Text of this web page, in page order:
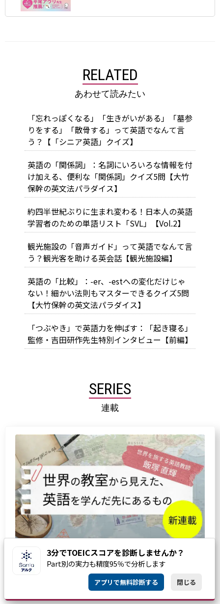
RELATED
あわせて読みたい
「忘れっぽくなる」「生きがいがある」「墓参
りをする」「散骨する」って英語でなんて言
う？【「シニア英語」クイズ】
英語の「関係詞」：名詞にいろいろな情報を付
け加える、便利な「関係詞」クイズ5問【大竹
保幹の英文法パラダイス】
約四半世紀ぶりに生まれ変わる！日本人の英語
学習者のための単語リスト「SVL」【Vol.2】
観光施設の「音声ガイド」って英語でなんて言
う？観光客を助ける英会話【観光施設編】
英語の「比較」：-er、-estへの変化だけじゃ
ない！細かい法則もマスターできるクイズ5問
【大竹保幹の英文法パラダイス】
「つぶやき」で英語力を伸ばす：「起き寝る」
監修・吉田研作先生特別インタビュー【前編】
SERIES
連載
「世界を旅する英語教師」飯塚直輝さんが、世界各地で
授業を行った体験を語りながら、英語を学ぶこと、教え
ることの意味を探ります。
3分でTOEICスコアを診断しませんか？
Part別の実力も精度95％で分析します
アプリで無料診断する 閉じる